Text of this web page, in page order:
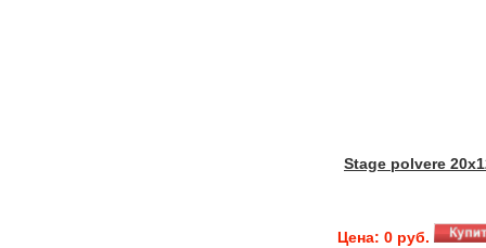
Stage polvere
Цена: 0 руб.